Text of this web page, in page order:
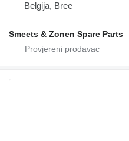
Belgija, Bree
Smeets & Zonen Spare Parts